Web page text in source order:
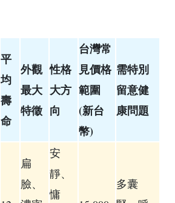
平
均
壽
命
外觀
最大
特徵
性格
大方
向
台灣常
見價格
範圍
(新台
幣)
需特別
留意健
康問題
扁
臉、
安
靜、
慵
多囊